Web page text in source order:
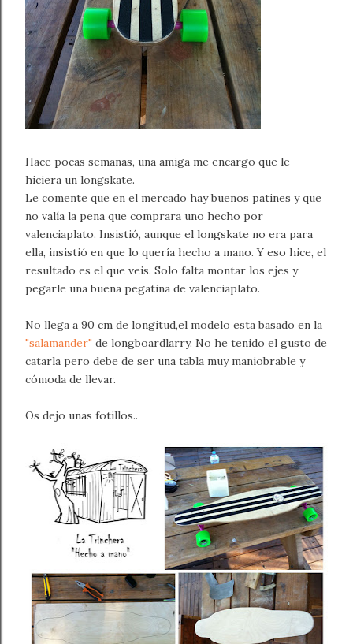
Hace pocas semanas, una amiga me encargo que le
hiciera un longskate.
Le comente que en el mercado hay buenos patines y que
no valía la pena que comprara uno hecho por
valenciaplato. Insistió, aunque el longskate no era para
ella, insistió en que lo quería hecho a mano. Y eso hice, el
resultado es el que veis. Solo falta montar los ejes y
pegarle una buena pegatina de valenciaplato.
No llega a 90 cm de longitud,el modelo esta basado en la
"salamander" de longboardlarry. No he tenido el gusto de
catarla pero debe de ser una tabla muy maniobrable y
cómoda de llevar.
Os dejo unas fotillos..